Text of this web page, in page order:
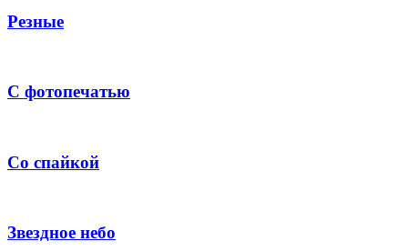
Резные
С фотопечатью
Со спайкой
Звездное небо